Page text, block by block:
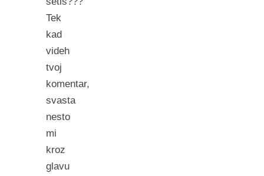
Tek
kad
videh
tvoj
komentar,
svasta
nesto
mi
kroz
glavu